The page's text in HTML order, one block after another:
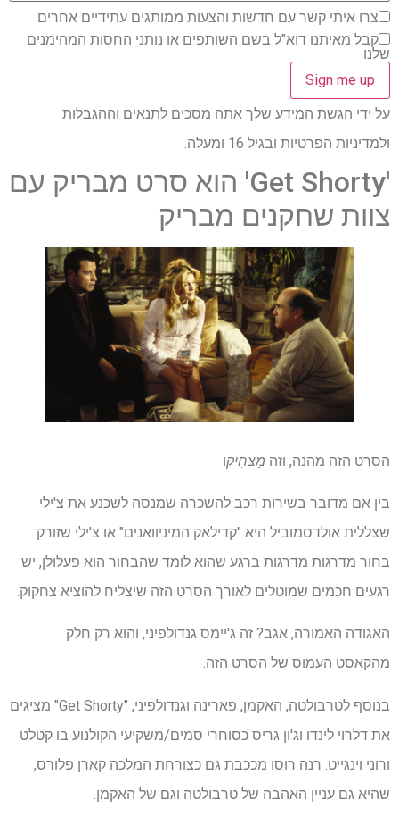
צרו איתי קשר עם חדשות והצעות ממותגים עתידיים אחרים
קבל מאיתנו דוא"ל בשם השותפים או נותני החסות המהימנים
שלנו
על ידי הגשת המידע שלך אתה מסכים לתנאים וההגבלות
ולמדיניות הפרטיות ובגיל 16 ומעלה.
'Get Shorty' הוא סרט מבריק עם
צוות שחקנים מבריק
הסרט הזה מהנה, וזה מַצחִיקו
בין אם מדובר בשירות רכב להשכרה שמנסה לשכנע את צ'ילי
שצללית אולדסמוביל היא "קדילאק המיניוואנים" או צ'ילי שזורק
בחור מדרגות מדרגות ברגע שהוא לומד שהבחור הוא פעלולן, יש
רגעים חכמים שמוטלים לאורך הסרט הזה שיצליח להוציא צחקוק.
האגודה האמורה, אגב? זה ג'יימס גנדולפיני, והוא רק חלק
מהקאסט העמוס של הסרט הזה.
בנוסף לטרבולטה, האקמן, פארינה וגנדולפיני, "Get Shorty" מציגים
את דלרוי לינדו וג'ון גריס כסוחרי סמים/משקיעי הקולנוע בו קטלט
ורוני וינגייט. רנה רוסו מככבת גם כצורחת המלכה קארן פלורס,
שהיא גם עניין האהבה של טרבולטה וגם של האקמן.